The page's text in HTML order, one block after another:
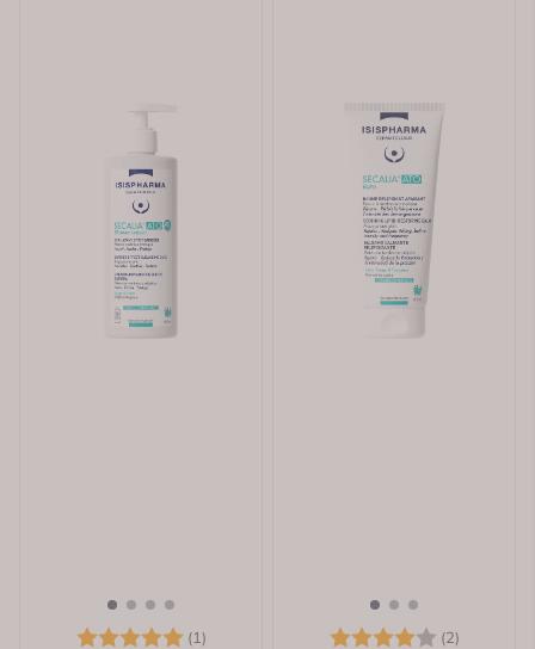
Karakter: (1)
5.0 av 5 muligeKarakter: (2)